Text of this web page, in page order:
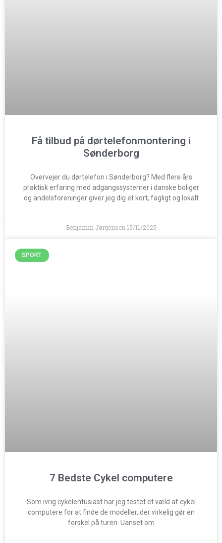
Få tilbud på dørtelefonmontering i
Sønderborg
Overvejer du dørtelefon i Sønderborg? Med flere års
praktisk erfaring med adgangssystemer i danske boliger
og andelsforeninger giver jeg dig et kort, fagligt og lokalt
Benjamin Jørgensen15/11/2025
SPORT
7 Bedste Cykel computere
Som ivrig cykelentusiast har jeg testet et væld af cykel
computere for at finde de modeller, der virkelig gør en
forskel på turen. Uanset om